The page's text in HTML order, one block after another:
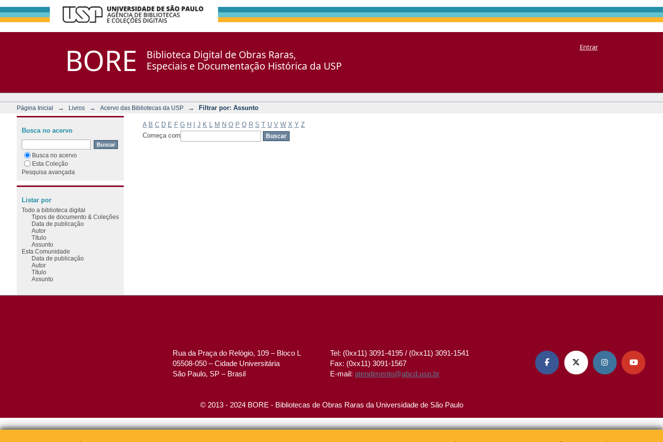
BORE
Biblioteca Digital de Obras Raras,
Especiais e Documentação Histórica da USP
Entrar
Página Inicial → Livros → Acervo das Bibliotecas da USP → Filtrar por: Assunto
A B C D E F G H J K M N O P Q R S T U V W X Y Z
Começa com
Busca no acervo
Busca no acervo
Esta Coleção
Pesquisa avançada
Listar por
Todo a biblioteca digital
Tipos de documento & Coleções
Data de publicação
Autor
Título
Assunto
Esta Comunidade
Data de publicação
Autor
Título
Assunto
Rua da Praça do Relógio, 109 – Bloco L
05508-050 – Cidade Universitária
São Paulo, SP – Brasil
Tel: (0xx11) 3091-4195 / (0xx11) 3091-1541
Fax: (0xx11) 3091-1567
E-mail:atendimento@abcd.usp.br
   
© 2013 - 2024 BORE - Bibliotecas de Obras Raras da Universidade de São Paulo